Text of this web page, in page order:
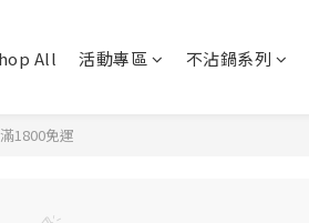
All 活動專區 不沾鍋系列
1800免運